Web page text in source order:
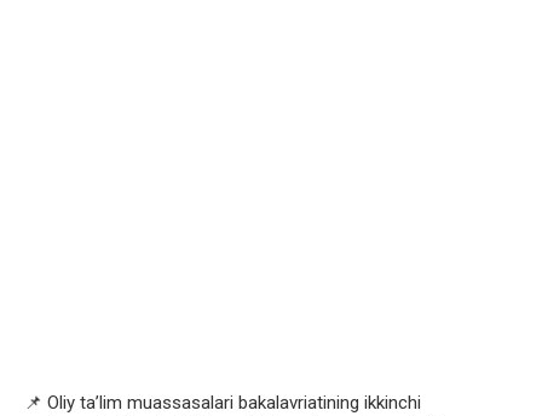
📌 Oliy ta’lim muassasalari bakalavriatining ikkinchi